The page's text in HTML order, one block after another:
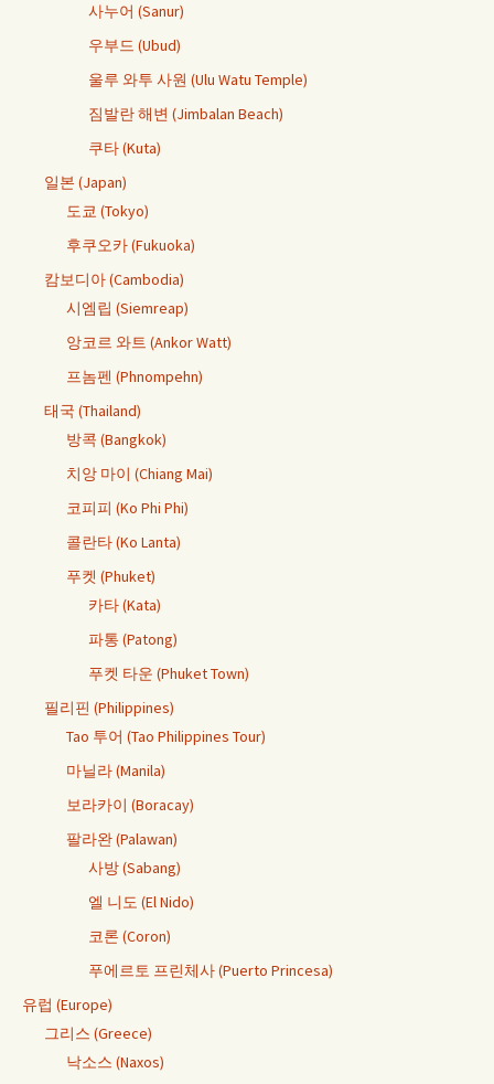
사누어 (Sanur)
우부드 (Ubud)
울루 와투 사원 (Ulu Watu Temple)
짐발란 해변 (Jimbalan Beach)
쿠타 (Kuta)
일본 (Japan)
도쿄 (Tokyo)
후쿠오카 (Fukuoka)
캄보디아 (Cambodia)
시엠립 (Siemreap)
앙코르 와트 (Ankor Watt)
프놈펜 (Phnompehn)
태국 (Thailand)
방콕 (Bangkok)
치앙 마이 (Chiang Mai)
코피피 (Ko Phi Phi)
콜란타 (Ko Lanta)
푸켓 (Phuket)
카타 (Kata)
파통 (Patong)
푸켓 타운 (Phuket Town)
필리핀 (Philippines)
Tao 투어 (Tao Philippines Tour)
마닐라 (Manila)
보라카이 (Boracay)
팔라완 (Palawan)
사방 (Sabang)
엘 니도 (El Nido)
코론 (Coron)
푸에르토 프린체사 (Puerto Princesa)
유럽 (Europe)
그리스 (Greece)
낙소스 (Naxos)